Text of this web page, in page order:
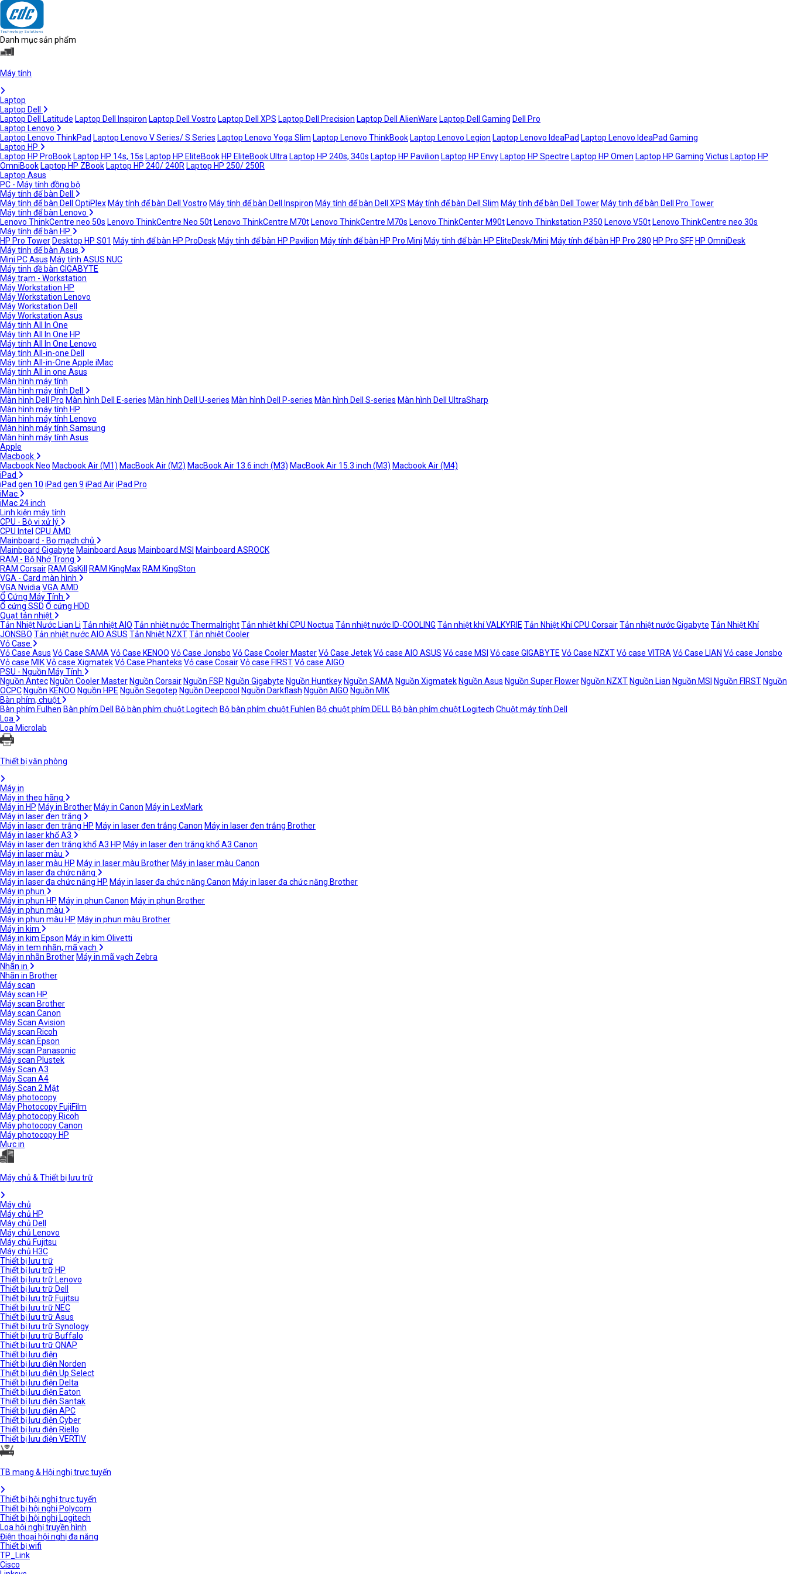
Danh mục sản phẩm
Máy tính
Laptop
Laptop Dell
Laptop Dell Latitude Laptop Dell Inspiron Laptop Dell Vostro Laptop Dell XPS Laptop Dell Precision Laptop Dell AlienWare Laptop Dell Gaming Dell Pro
Laptop Lenovo
Laptop Lenovo ThinkPad Laptop Lenovo V Series/ S Series Laptop Lenovo Yoga Slim Laptop Lenovo ThinkBook Laptop Lenovo Legion Laptop Lenovo IdeaPad Laptop Lenovo IdeaPad Gaming
Laptop HP
Laptop HP ProBook Laptop HP 14s, 15s Laptop HP EliteBook HP EliteBook Ultra Laptop HP 240s, 340s Laptop HP Pavilion Laptop HP Envy Laptop HP Spectre Laptop HP Omen Laptop HP Gaming Victus Laptop HP
OmniBook Laptop HP ZBook Laptop HP 240/ 240R Laptop HP 250/ 250R
Laptop Asus
PC - Máy tính đồng bộ
Máy tính để bàn Dell
Máy tính để bàn Dell OptiPlex Máy tính để bàn Dell Vostro Máy tính để bàn Dell Inspiron Máy tính để bàn Dell XPS Máy tính để bàn Dell Slim Máy tính để bàn Dell Tower Máy tinh để bàn Dell Pro Tower
Máy tính để bàn Lenovo
Lenovo ThinkCentre neo 50s Lenovo ThinkCentre Neo 50t Lenovo ThinkCentre M70t Lenovo ThinkCentre M70s Lenovo ThinkCenter M90t Lenovo Thinkstation P350 Lenovo V50t Lenovo ThinkCentre neo 30s
Máy tính để bàn HP
HP Pro Tower Desktop HP S01 Máy tính để bàn HP ProDesk Máy tính để bàn HP Pavilion Máy tính để bàn HP Pro Mini Máy tính để bàn HP EliteDesk/Mini Máy tính để bàn HP Pro 280 HP Pro SFF HP OmniDesk
Máy tính để bàn Asus
Mini PC Asus Máy tính ASUS NUC
Máy tinh đề bàn GIGABYTE
Máy trạm - Workstation
Máy Workstation HP
Máy Workstation Lenovo
Máy Workstation Dell
Máy Workstation Asus
Máy tính All In One
Máy tính All In One HP
Máy tính All In One Lenovo
Máy tính All-in-one Dell
Máy tính All-in-One Apple iMac
Máy tính All in one Asus
Màn hình máy tính
Màn hình máy tính Dell
Màn hình Dell Pro Màn hình Dell E-series Màn hình Dell U-series Màn hình Dell P-series Màn hình Dell S-series Màn hình Dell UltraSharp
Màn hình máy tính HP
Màn hình máy tính Lenovo
Màn hình máy tính Samsung
Màn hình máy tính Asus
Apple
Macbook
Macbook Neo Macbook Air (M1) MacBook Air (M2) MacBook Air 13.6 inch (M3) MacBook Air 15.3 inch (M3) Macbook Air (M4)
iPad
iPad gen 10 iPad gen 9 iPad AiriPad Pro
iMac
iMac 24 inch
Linh kiện máy tính
CPU - Bộ vi xử lý
CPU Intel CPU AMD
Mainboard - Bo mạch chủ
Mainboard Gigabyte Mainboard Asus Mainboard MSI Mainboard ASROCK
RAM - Bộ Nhớ Trong
RAM Corsair RAM GsKill RAM KingMax RAM KingSton
VGA - Card màn hình
VGA Nvidia VGA AMD
Ổ Cứng Máy Tính
Ổ cứng SSD Ổ cứng HDD
Quạt tản nhiệt
Tản Nhiệt Nước Lian Li Tản nhiệt AIO Tản nhiệt nước ThermalrightTản nhiệt khí CPU Noctua Tản nhiệt nước ID-COOLING Tản nhiệt khí VALKYRIE Tản Nhiệt Khí CPU CorsairTản nhiệt nước Gigabyte Tản Nhiệt Khí
JONSBO Tản nhiệt nước AIO ASUS Tản Nhiệt NZXTTản nhiệt Cooler
Vỏ Case
Vỏ Case Asus Vỏ Case SAMA Vỏ Case KENOO Vỏ Case Jonsbo Vỏ Case Cooler MasterVỏ Case JetekVỏ case AIO ASUS Vỏ case MSI Vỏ case GIGABYTE Vỏ Case NZXTVỏ case VITRA Vỏ Case LIAN Vỏ case Jonsbo
Vỏ case MIKVỏ case XigmatekVỏ Case Phanteks Vỏ case CosairVỏ case FIRSTVỏ case AIGO
PSU - Nguồn Máy Tính
Nguồn Antec Nguồn Cooler Master Nguồn Corsair Nguồn FSP Nguồn Gigabyte Nguồn Huntkey Nguồn SAMA Nguồn Xigmatek Nguồn Asus Nguồn Super Flower Nguồn NZXT Nguồn Lian Nguồn MSI Nguồn FIRST Nguồn
OCPC Nguồn KENOO Nguồn HPE Nguồn Segotep Nguồn Deepcool Nguồn Darkflash Nguồn AIGO Nguồn MIK
Bàn phím, chuột
Bàn phím Fulhen Bàn phím Dell Bộ bàn phím chuột Logitech Bộ bàn phím chuột Fuhlen Bộ chuột phím DELL Bộ bàn phím chuột Logitech Chuột máy tính Dell
Loa
Loa Microlab
Thiết bị văn phòng
Máy in
Máy in theo hãng
Máy in HP Máy in Brother Máy in Canon Máy in LexMark
Máy in laser đen trắng
Máy in laser đen trắng HP Máy in laser đen trắng Canon Máy in laser đen trắng Brother
Máy in laser khổ A3
Máy in laser đen trắng khổ A3 HP Máy in laser đen trắng khổ A3 Canon
Máy in laser màu
Máy in laser màu HP Máy in laser màu Brother Máy in laser màu Canon
Máy in laser đa chức năng
Máy in laser đa chức năng HP Máy in laser đa chức năng Canon Máy in laser đa chức năng Brother
Máy in phun
Máy in phun HP Máy in phun Canon Máy in phun Brother
Máy in phun màu
Máy in phun màu HP Máy in phun màu Brother
Máy in kim
Máy in kim Epson Máy in kim Olivetti
Máy in tem nhãn, mã vạch
Máy in nhãn Brother Máy in mã vạch Zebra
Nhãn in
Nhãn in Brother
Máy scan
Máy scan HP
Máy scan Brother
Máy scan Canon
Máy Scan Avision
Máy scan Ricoh
Máy scan Epson
Máy scan Panasonic
Máy scan Plustek
Máy Scan A3
Máy Scan A4
Máy Scan 2 Mặt
Máy photocopy
Máy Photocopy FujiFilm
Máy photocopy Ricoh
Máy photocopy Canon
Máy photocopy HP
Mực in
Máy chủ & Thiết bị lưu trữ
Máy chủ
Máy chủ HP
Máy chủ Dell
Máy chủ Lenovo
Máy chủ Fujitsu
Máy chủ H3C
Thiết bị lưu trữ
Thiết bị lưu trữ HP
Thiết bị lưu trữ Lenovo
Thiết bị lưu trữ Dell
Thiết bị lưu trữ Fujitsu
Thiết bị lưu trữ NEC
Thiết bị lưu trữ Asus
Thiết bị lưu trữ Synology
Thiết bị lưu trữ Buffalo
Thiết bị lưu trữ QNAP
Thiết bị lưu điện
Thiết bị lưu điện Norden
Thiết bị lưu điện Up Select
Thiết bị lưu điện Delta
Thiết bị lưu điện Eaton
Thiết bị lưu điện Santak
Thiết bị lưu điện APC
Thiết bị lưu điện Cyber
Thiết bị lưu điện Riello
Thiết bị lưu điện VERTIV
TB mạng & Hội nghị trực tuyến
Thiết bị hội nghị trực tuyến
Thiết bị hội nghị Polycom
Thiết bị hội nghị Logitech
Loa hội nghị truyền hình
Điện thoại hội nghị đa năng
Thiết bị wifi
TP_Link
Cisco